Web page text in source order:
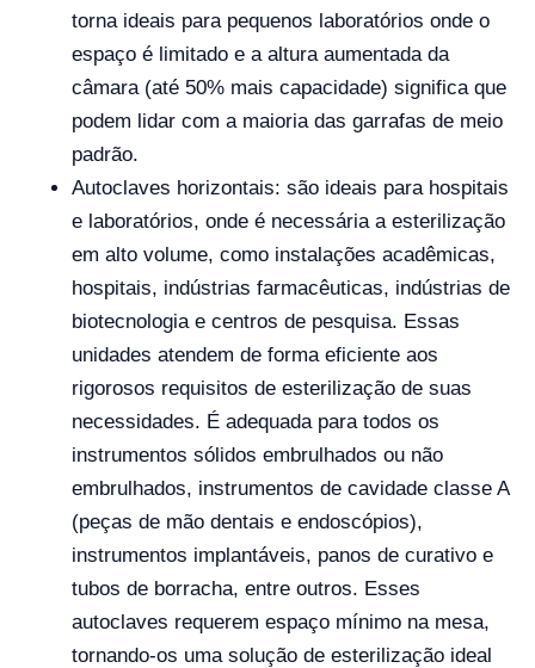
torna ideais para pequenos laboratórios onde o
espaço é limitado e a altura aumentada da
câmara (até 50% mais capacidade) significa que
podem lidar com a maioria das garrafas de meio
padrão.
Autoclaves horizontais: são ideais para hospitais
e laboratórios, onde é necessária a esterilização
em alto volume, como instalações acadêmicas,
hospitais, indústrias farmacêuticas, indústrias de
biotecnologia e centros de pesquisa. Essas
unidades atendem de forma eficiente aos
rigorosos requisitos de esterilização de suas
necessidades. É adequada para todos os
instrumentos sólidos embrulhados ou não
embrulhados, instrumentos de cavidade classe A
(peças de mão dentais e endoscópios),
instrumentos implantáveis, panos de curativo e
tubos de borracha, entre outros. Esses
autoclaves requerem espaço mínimo na mesa,
tornando-os uma solução de esterilização ideal